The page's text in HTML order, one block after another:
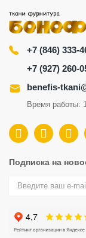
+7 (846) 333-
+7 (927) 260-
benefis-
Время работы:
Подписка на